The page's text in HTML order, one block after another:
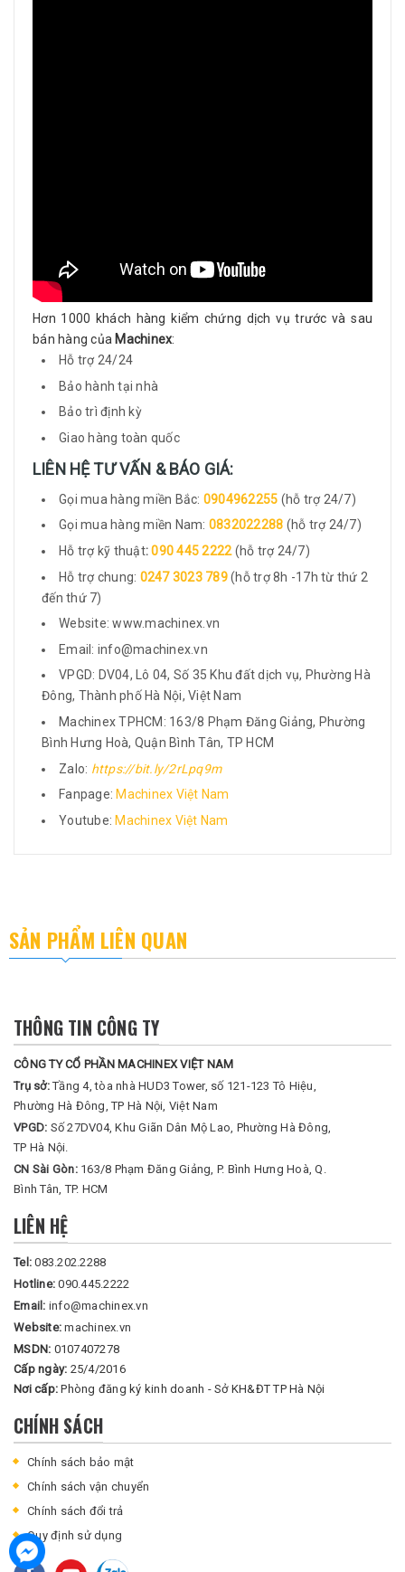
Hơn 1000 khách hàng kiểm chứng dịch vụ trước và sau
bán hàng của Machinex:
Hỗ trợ 24/24
Bảo hành tại nhà
Bảo trì định kỳ
Giao hàng toàn quốc
LIÊN HỆ TƯ VẤN & BÁO GIÁ:
Gọi mua hàng miền Bắc: 0904962255 (hỗ trợ 24/7)
Gọi mua hàng miền Nam: 0832022288 (hỗ trợ 24/7)
Hỗ trợ kỹ thuật:090 445 2222(hỗ trợ 24/7)
Hỗ trợ chung: 0247 3023 789(hỗ trợ 8h -17h từ thứ 2
đến thứ 7)
Website: www.machinex.vn
Email: info@machinex.vn
VPGD: DV04, Lô 04, Số 35 Khu đất dịch vụ, Phường Hà
Đông, Thành phố Hà Nội, Việt Nam
Machinex TPHCM: 163/8 Phạm Đăng Giảng, Phường
Bình Hưng Hoà, Quận Bình Tân, TP HCM
Zalo: https://bit.ly/2rLpq9m
Fanpage: Machinex Việt Nam
Youtube: Machinex Việt Nam
SẢN PHẨM LIÊN QUAN
THÔNG TIN CÔNG TY
CÔNG TY CỔ PHẦN MACHINEX VIỆT NAM
Trụ sở:Tầng 4, tòa nhà HUD3 Tower, số 121-123 Tô Hiệu,
Phường Hà Đông, TP Hà Nội, Việt Nam
VPGD: Số 27DV04, Khu Giãn Dân Mộ Lao, Phường Hà Đông,
TP Hà Nội.
CN Sài Gòn: 163/8 Phạm Đăng Giảng, P. Bình Hưng Hoà, Q.
Bình Tân, TP. HCM
LIÊN HỆ
Tel:083.202.2288
Hotline:090.445.2222
Email: info@machinex.vn
Website:machinex.vn
MSDN: 0107407278
Cấp ngày: 25/4/2016
Nơi cấp:Phòng đăng ký kinh doanh - Sở KH&ĐT TP Hà Nội
CHÍNH SÁCH
Chính sách bảo mật
Chính sách vận chuyển
Chính sách đổi trả
Quy định sử dụng